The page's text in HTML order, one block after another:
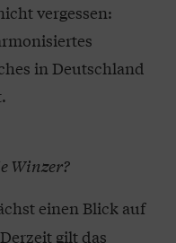
vergessen:
in Deutschland
Winzer?
einen Blick auf
gilt das